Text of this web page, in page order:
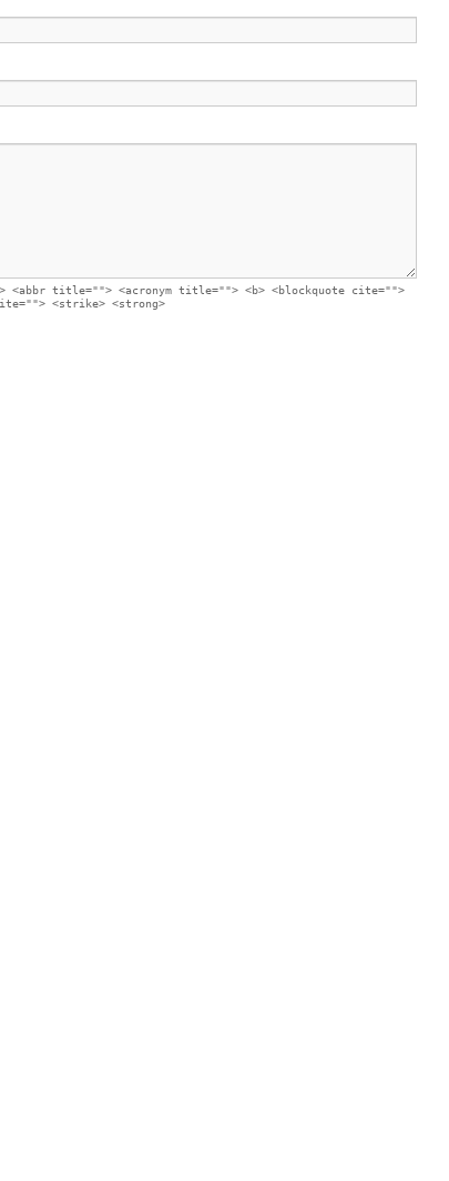
title=""> <acronym title=""> <b> <blockquote cite="">
<strike> <strong>